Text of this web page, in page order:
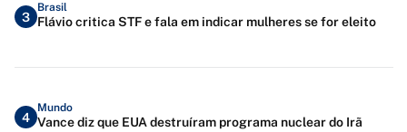
3
Brasil
Flávio critica STF e fala em indicar mulheres se for eleito
4
Mundo
Vance diz que EUA destruíram programa nuclear do Irã